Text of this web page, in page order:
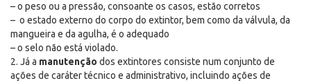
– o peso ou a pressão, consoante os casos, estão corretos
– o estado externo do corpo do extintor, bem como da válvula, da
mangueira e da agulha, é o adequado
– o selo não está violado.
2. Já a manutenção dos extintores consiste num conjunto de
ações de caráter técnico e administrativo, incluindo ações de